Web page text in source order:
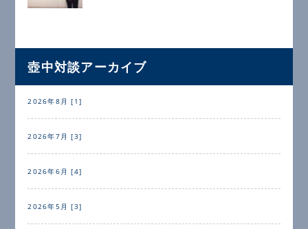
壺中対談アーカイブ
2026年8月 [1]
2026年7月 [3]
2026年6月 [4]
2026年5月 [3]